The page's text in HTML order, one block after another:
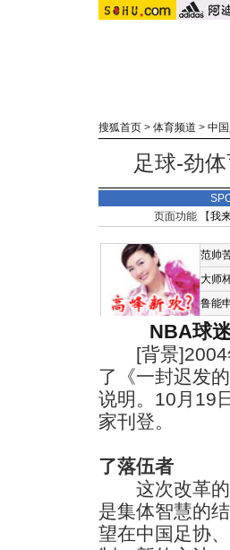
搜狐首页 > 体育频道 > 中
足球-劲
页面功能 【我
范帅
大师
鲁能
NBA球
[背景]2004
了《一封迟发
说明。10月19
家刊登。
了落伍者
这次改革的
是集体智慧的
望在中国足协